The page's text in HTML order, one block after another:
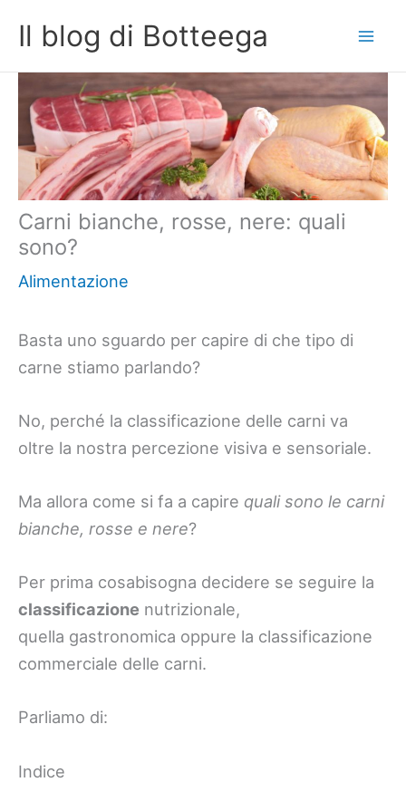
contenuto
Il blog di Botteega
Carni bianche, rosse, nere: quali
sono?
Alimentazione
Basta uno sguardo per capire di che tipo di
carne stiamo parlando?
No, perché la classificazione delle carni va
oltre la nostra percezione visiva e sensoriale.
Ma allora come si fa a capire quali sono le carni
bianche, rosse e nere?
Per prima cosabisogna decidere se seguire la
classificazione nutrizionale,
quella gastronomica oppure la classificazione
commerciale delle carni.
Parliamo di:
Indice